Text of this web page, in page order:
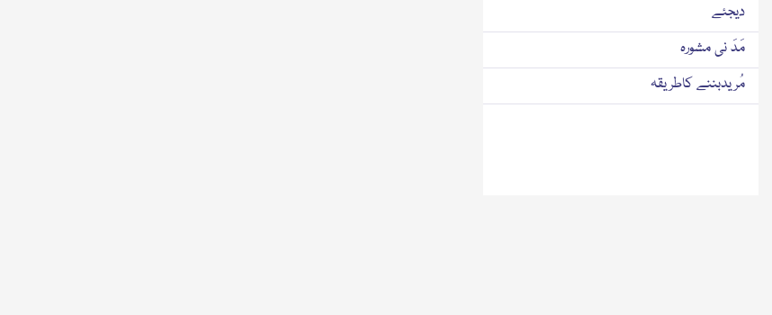
دیجئے
مَدَ نی مشورہ
مُریدبننے کاطریقہ